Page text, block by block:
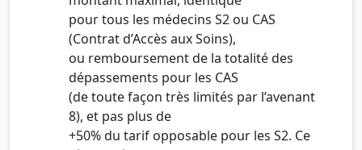
pour tous les médecins S2 ou CAS
(Contrat d’Accès aux Soins),
ou remboursement de la totalité des
dépassements pour les CAS
(de toute façon très limités par l’avenant
8), et pas plus de
+50% du tarif opposable pour les S2. Ce